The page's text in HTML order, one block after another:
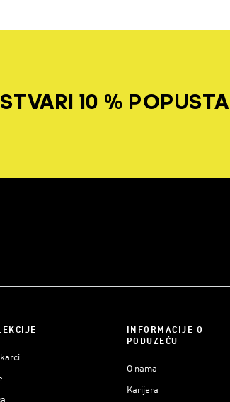
10 % POPUSTA
INFORMACIJE O
PODUZEĆU
O nama
Karijera